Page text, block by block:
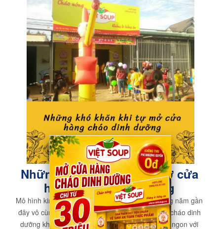
Những khó khăn khi tự mở cửa
hàng cháo dinh dưỡng
Mô hình kinh doanh cháo dinh dưỡng trong những năm gần
đây vô cùng sôi nổi trên thị trường, để nấu được cháo dinh
dưỡng không quá khó nhưng để nấu được cháo ngon với